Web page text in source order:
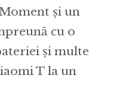
și un
cu o
și multe
T la un